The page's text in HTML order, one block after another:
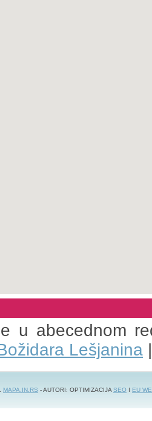
u abecednom
Lešjanina
MAPA.IN.RS - AUTORI: OPTIMIZACIJASEO I EU